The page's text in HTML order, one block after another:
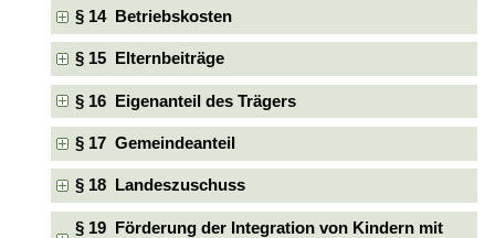
§ 14 Betriebskosten
§ 15 Elternbeiträge
§ 16 Eigenanteil des Trägers
§ 17 Gemeindeanteil
§ 18 Landeszuschuss
§ 19 Förderung der Integration von Kindern mit